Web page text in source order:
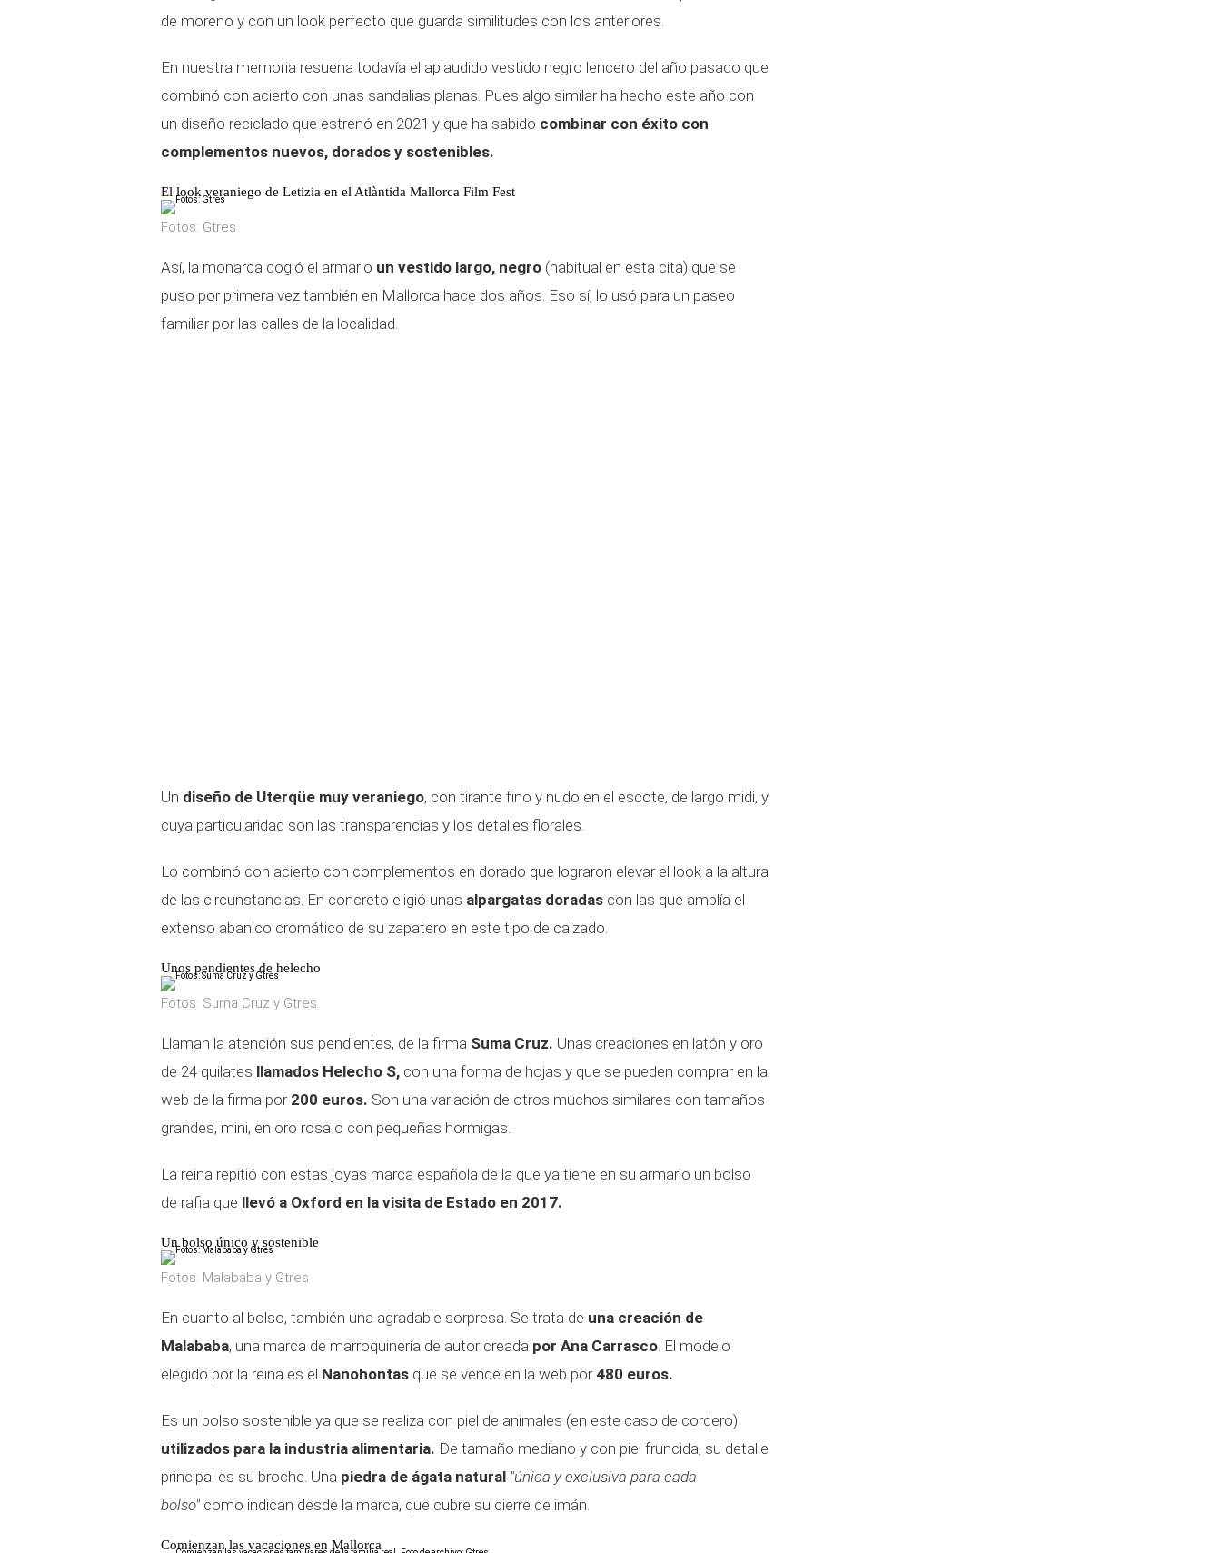
de moreno y con un look perfecto que guarda similitudes con los anteriores.
En nuestra memoria resuena todavía el aplaudido vestido negro lencero del año pasado que
combinó con acierto con unas sandalias planas. Pues algo similar ha hecho este año con
un diseño reciclado que estrenó en 2021 y que ha sabido combinar con éxito con
complementos nuevos, dorados y sostenibles.
El look veraniego de Letizia en el Atlàntida Mallorca Film Fest
Fotos: Gtres
Así, la monarca cogió el armario un vestido largo, negro (habitual en esta cita) que se
puso por primera vez también en Mallorca hace dos años. Eso sí, lo usó para un paseo
familiar por las calles de la localidad.
Un diseño de Uterqüe muy veraniego, con tirante fino y nudo en el escote, de largo midi, y
cuya particularidad son las transparencias y los detalles florales.
Lo combinó con acierto con complementos en dorado que lograron elevar el look a la altura
de las circunstancias. En concreto eligió unas alpargatas doradas con las que amplía el
extenso abanico cromático de su zapatero en este tipo de calzado.
Unos pendientes de helecho
Fotos: Suma Cruz y Gtres
Llaman la atención sus pendientes, de la firma Suma Cruz. Unas creaciones en latón y oro
de 24 quilates llamados Helecho S, con una forma de hojas y que se pueden comprar en la
web de la firma por 200 euros. Son una variación de otros muchos similares con tamaños
grandes, mini, en oro rosa o con pequeñas hormigas.
La reina repitió con estas joyas marca española de la que ya tiene en su armario un bolso
de rafia que llevó a Oxford en la visita de Estado en 2017.
Un bolso único y sostenible
Fotos: Malababa y Gtres
En cuanto al bolso, también una agradable sorpresa. Se trata de una creación de
Malababa, una marca de marroquinería de autor creada por Ana Carrasco. El modelo
elegido por la reina es el Nanohontas que se vende en la web por 480 euros.
Es un bolso sostenible ya que se realiza con piel de animales (en este caso de cordero)
utilizados para la industria alimentaria. De tamaño mediano y con piel fruncida, su detalle
principal es su broche. Una piedra de ágata natural "única y exclusiva para cada
bolso" como indican desde la marca, que cubre su cierre de imán.
Comienzan las vacaciones en Mallorca